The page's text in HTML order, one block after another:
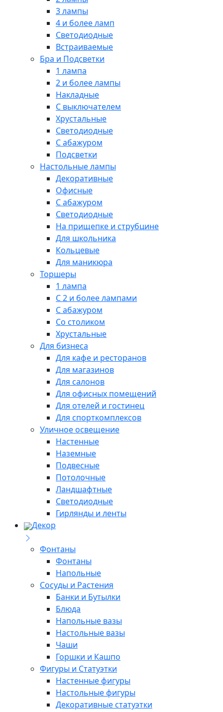
3 лампы
4 и более ламп
Светодиодные
Встраиваемые
Бра и Подсветки
1 лампа
2 и более лампы
Накладные
С выключателем
Хрустальные
Светодиодные
С абажуром
Подсветки
Настольные лампы
Декоративные
Офисные
С абажуром
Светодиодные
На прищепке и струбцине
Для школьника
Кольцевые
Для маникюра
Торшеры
1 лампа
С 2 и более лампами
С абажуром
Со столиком
Хрустальные
Для бизнеса
Для кафе и ресторанов
Для магазинов
Для салонов
Для офисных помещений
Для отелей и гостинец
Для спорткомплексов
Уличное освещение
Настенные
Наземные
Подвесные
Потолочные
Ландшафтные
Светодиодные
Гирлянды и ленты
Декор
Фонтаны
Фонтаны
Напольные
Сосуды и Растения
Банки и Бутылки
Блюда
Напольные вазы
Настольные вазы
Чаши
Горшки и Кашпо
Фигуры и Статуэтки
Настенные фигуры
Настольные фигуры
Декоративные статуэтки